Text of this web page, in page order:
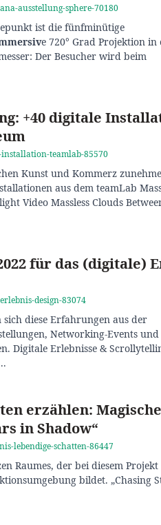
ausstellung-sphere-70180
ist die fünfminütige
e 720° Grad Projektion in
Der Besucher wird beim
+40 digitale
teamlab-85570
Kunst und Kommerz
aus dem teamLab
Video Massless Clouds
für das (digitale)
design-83074
diese Erfahrungen aus der
Networking-Events und
Digitale Erlebnisse &
erzählen:
in Shadow“
lebendige-schatten-86447
Raumes, der bei diesem Projekt
bildet. „Chasing